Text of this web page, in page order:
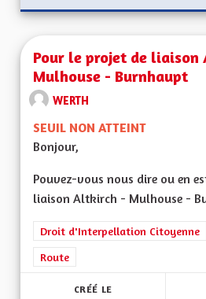
Pour le projet de
Mulhouse - Burnhaupt
WERTH
SEUIL NON ATTEINT
Bonjour,
Pouvez-vous nous dire ou en
liaison Altkirch - Mulhouse -
Droit d'Interpellation Citoyenne
Route
CRÉÉ LE